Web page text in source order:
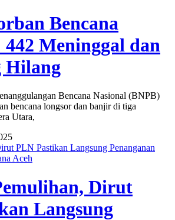
Bencana
Meninggal dan
Hilang
Bencana Nasional (BNPB)
bencana longsor dan banjir di tiga
Utara,
PLN Pastikan Langsung Penanganan
Aceh
Dirut
Langsung